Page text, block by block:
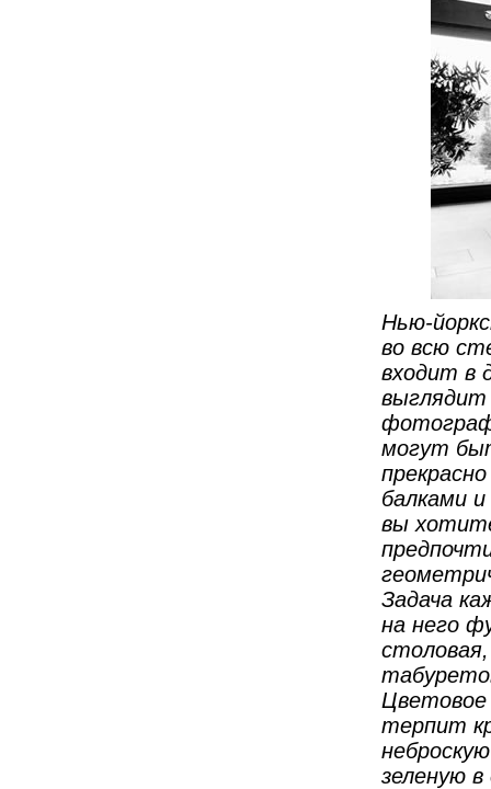
Нью-
во всю
входит в
выглядит
могут
балками
вы
Задача
на него
Цветовое
терпит
зеленую